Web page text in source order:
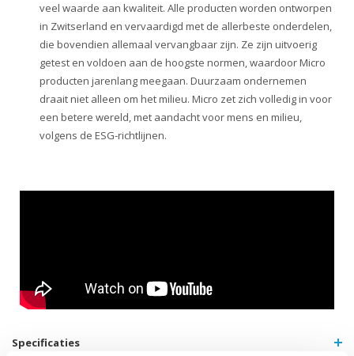
veel waarde aan kwaliteit. Alle producten worden ontworpen
in Zwitserland en vervaardigd met de allerbeste onderdelen,
die bovendien allemaal vervangbaar zijn. Ze zijn uitvoerig
getest en voldoen aan de hoogste normen, waardoor Micro
producten jarenlang meegaan. Duurzaam ondernemen
draait niet alleen om het milieu. Micro zet zich volledig in voor
een betere wereld, met aandacht voor mens en milieu,
volgens de ESG-richtlijnen.
Specificaties